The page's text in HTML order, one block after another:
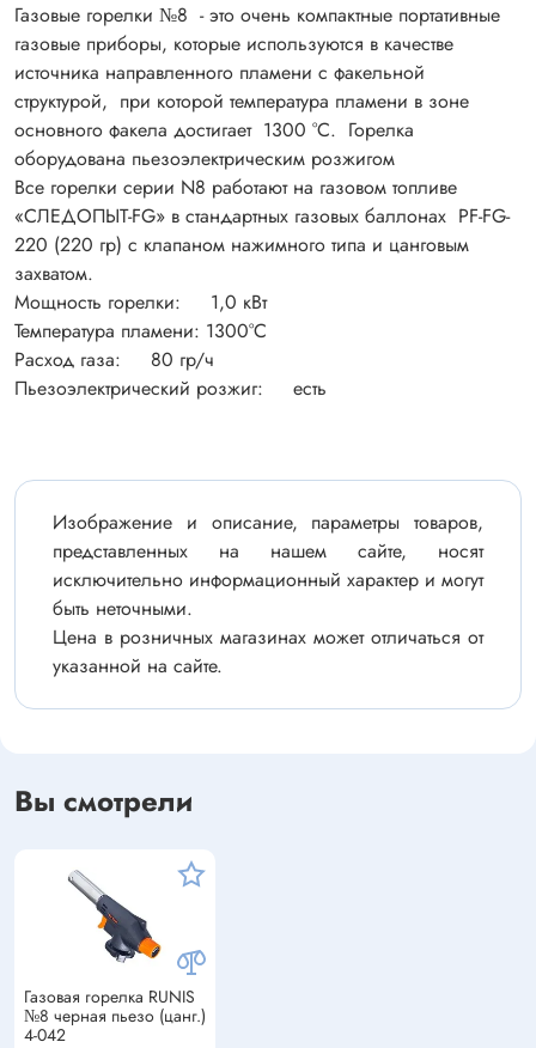
Газовые горелки №8 - это очень компактные портативные
газовые приборы, которые используются в качестве
источника направленного пламени с факельной
структурой, при которой температура пламени в зоне
основного факела достигает 1300 °С. Горелка
оборудована пьезоэлектрическим розжигом
Все горелки серии N8 работают на газовом топливе
«СЛЕДОПЫТ-FG» в стандартных газовых баллонах PF-FG-
220 (220 гр) с клапаном нажимного типа и цанговым
захватом.
Мощность горелки: 1,0 кВт
Температура пламени: 1300°С
Расход газа: 80 гр/ч
Пьезоэлектрический розжиг: есть
Изображение и описание, параметры товаров,
представленных на нашем сайте, носят
исключительно информационный характер и могут
быть неточными.
Цена в розничных магазинах может отличаться от
указанной на сайте.
Вы смотрели
Газовая горелка RUNIS
№8 черная пьезо (цанг.)
4-042